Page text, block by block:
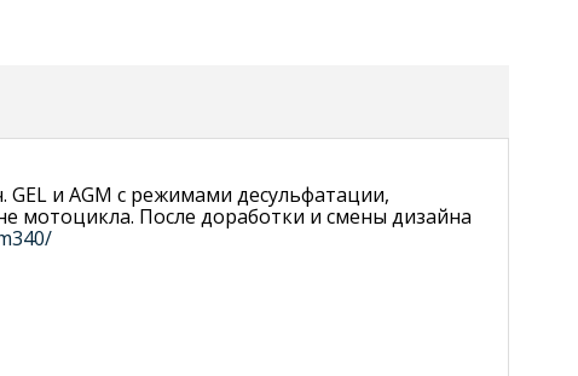
и AGM с режимами десульфатации,
мотоцикла. После доработки и смены дизайна